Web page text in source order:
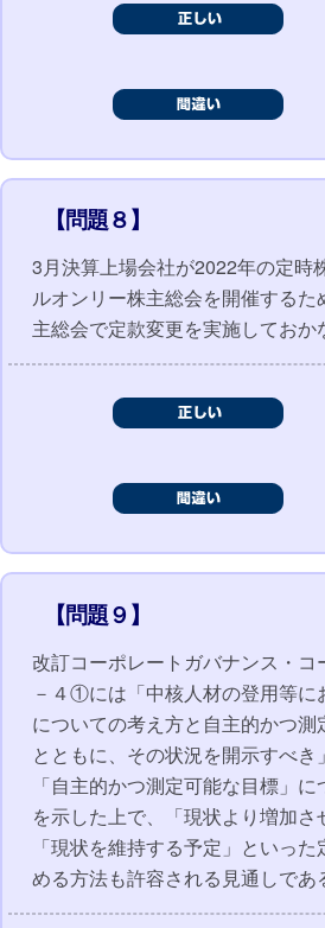
【問題８】
3月決算上場会社が2022年の定時
ルオンリー株主総会を開催する
主総会で定款変更を実施しておか
【問題９】
改訂コーポレートガバナンス・コ
－４①には「中核人材の登用等に
についての考え方と自主的かつ測
とともに、その状況を開示すべき
「自主的かつ測定可能な目標」
を示した上で、「現状より増加
「現状を維持する予定」といっ
める方法も許容される見通しであ